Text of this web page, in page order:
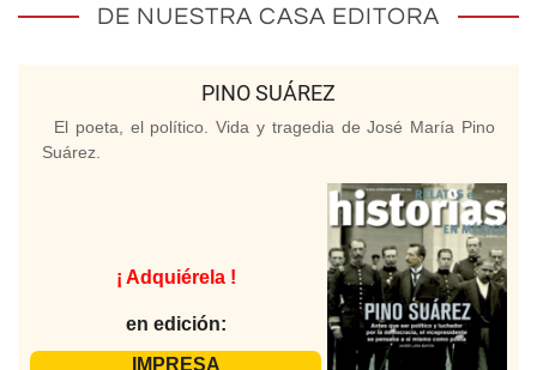
DE NUESTRA CASA EDITORA
PINO SUÁREZ
El poeta, el político. Vida y tragedia de José María Pino
Suárez.
¡ Adquiérela !
en edición:
IMPRESA